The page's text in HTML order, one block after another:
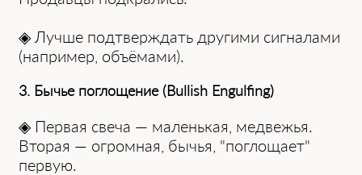
◈ Лучше подтверждать другими сигналами
(например, объёмами).
3. Бычье поглощение (Bullish Engulfing)
◈ Первая свеча — маленькая, медвежья.
Вторая — огромная, бычья, "поглощает"
первую.